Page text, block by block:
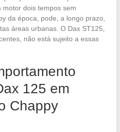
dois tempos sem
da época, pode, a longo prazo,
áreas urbanas. O Dax ST125,
não está sujeito a essas
125 em
Chappy